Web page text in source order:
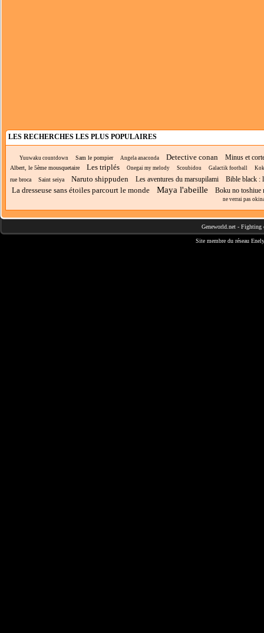
LES RECHERCHES LES PLUS POPULAIRES
Yuuwaku countdown Sam le pompier Angela anaconda Detective conan Minus et
Albert, le 5ème mousquetaire Les triplés Onegai my melody Scoubidou Galactik football
rue broca Saint seiya Naruto shippuden Les aventures du marsupilami Bible black :
La dresseuse sans étoiles parcourt le monde Maya l'abeille Boku no toshiue
ne verrai pas
Geneworld.net - Fighting
Site membre du réseau